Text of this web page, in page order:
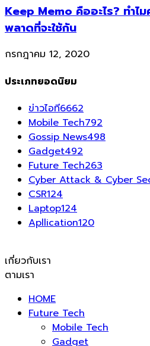
Keep Memo คืออะไร? ทำไม
พลาดที่จะใช้กัน
กรกฎาคม 12, 2020
ประเภทยอดนิยม
ข่าวไอที6662
Mobile Tech792
Gossip News498
Gadget492
Future Tech263
Cyber Attack & Cyber
CSR124
Laptop124
Apllication120
เกี่ยวกับเรา
ตามเรา
HOME
Future Tech
Mobile Tech
Gadget